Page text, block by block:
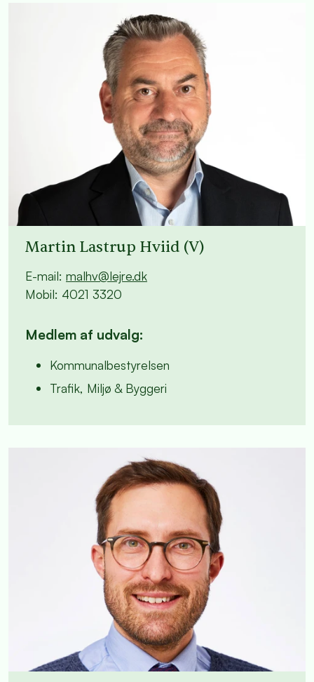
Martin Lastrup Hviid (V)
E-mail: malhv@lejre.dk
Mobil: 4021 3320
Medlem af udvalg:
Kommunalbestyrelsen
Trafik, Miljø & Byggeri